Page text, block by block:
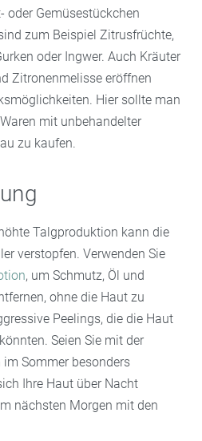
oder Gemüsestückchen
zum Beispiel Zitrusfrüchte,
oder Ingwer. Auch Kräuter
Zitronenmelisse eröffnen
Hier sollte man
mit unbehandelter
zu kaufen.
Talgproduktion kann die
verstopfen. Verwenden Sie
, um Schmutz, Öl und
ohne die Haut zu
Peelings, die die Haut
Seien Sie mit der
Sommer besonders
Ihre Haut über Nacht
nächsten Morgen mit den